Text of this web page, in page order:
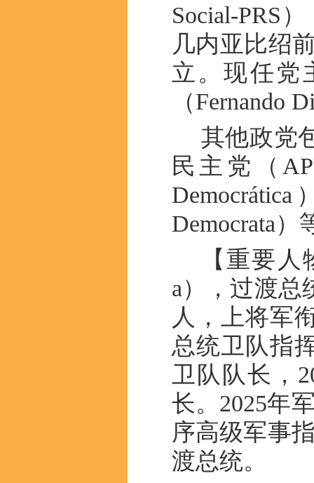
Social-PRS
几内亚比绍
立。现任党
（Fernando
其他政党
民主党（
Democrata）
【重要
a），过渡总
人，上将军
总统卫队指
卫队队长，
长。2025年
序高级军事
渡总统。